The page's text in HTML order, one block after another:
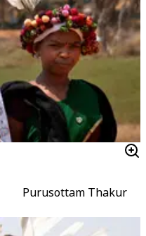
Purusottam Thakur